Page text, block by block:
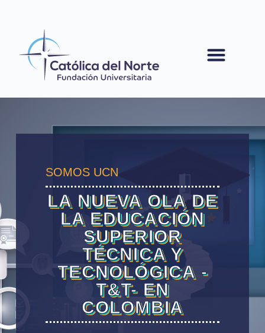
SOMOS UCN
LA NUEVA OLA DE
LA EDUCACIÓN
SUPERIOR
TÉCNICA Y
TECNOLÓGICA -
T&T- EN
COLOMBIA